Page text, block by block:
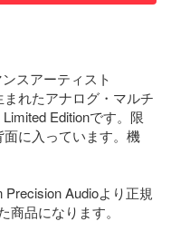
スアーティスト
れたアナログ・マルチ
Editionです。限
に入っています。機
Audioより正規
品になります。